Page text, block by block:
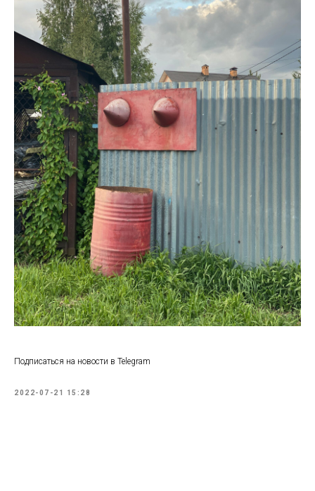
Подписаться на новости в Telegram
2022-07-21 15:28